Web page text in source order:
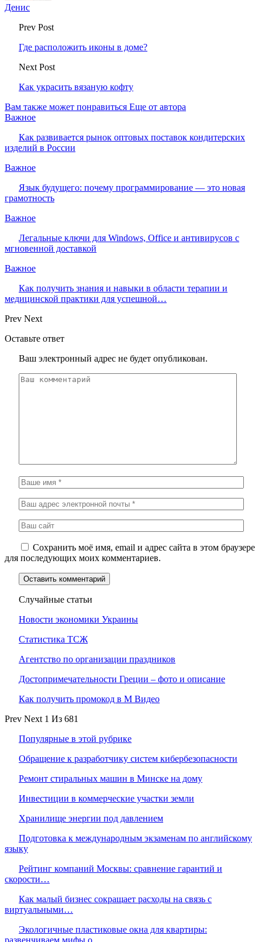
Денис
Prev Post
Где расположить иконы в доме?
Next Post
Как украсить вязаную кофту
Вам также может понравиться Еще от автора
Важное
Как развивается рынок оптовых поставок кондитерских
изделий в России
Важное
Язык будущего: почему программирование — это новая
грамотность
Важное
Легальные ключи для Windows, Office и антивирусов с
мгновенной доставкой
Важное
Как получить знания и навыки в области терапии и
медицинской практики для успешной…
Prev Next
Оставьте ответ
Ваш электронный адрес не будет опубликован.
Сохранить моё имя, email и адрес сайта в этом браузере
для последующих моих комментариев.
Случайные статьи
Новости экономики Украины
Статистика ТСЖ
Агентство по организации праздников
Достопримечательности Греции – фото и описание
Как получить промокод в М Видео
Prev Next 1 Из 681
Популярные в этой рубрике
Обращение к разработчику систем кибербезопасности
Ремонт стиральных машин в Минске на дому
Инвестиции в коммерческие участки земли
Хранилище энергии под давлением
Подготовка к международным экзаменам по английскому
языку
Рейтинг компаний Москвы: сравнение гарантий и
скорости…
Как малый бизнес сокращает расходы на связь с
виртуальными…
Экологичные пластиковые окна для квартиры: